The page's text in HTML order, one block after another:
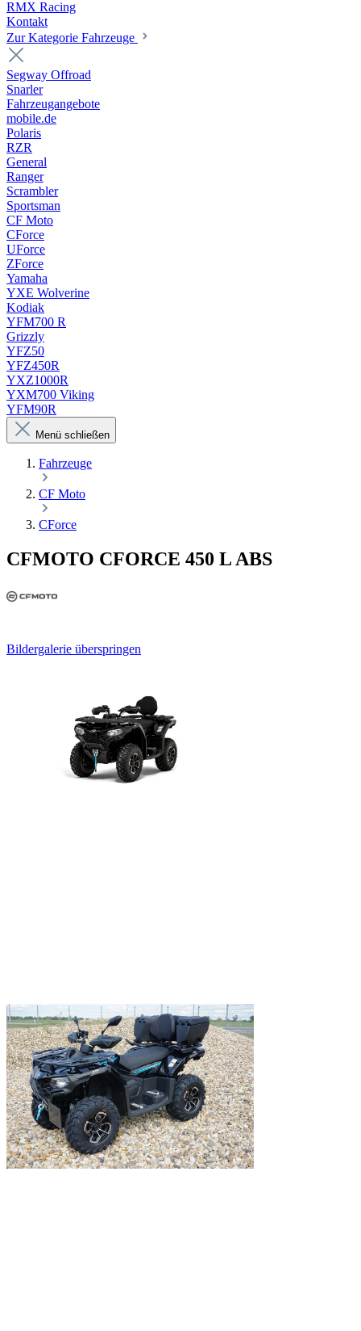
RMX Racing
Kontakt
Zur Kategorie Fahrzeuge
Segway Offroad
Snarler
Fahrzeugangebote
mobile.de
Polaris
RZR
General
Ranger
Scrambler
Sportsman
CF Moto
CForce
UForce
ZForce
Yamaha
YXE Wolverine
Kodiak
YFM700 R
Grizzly
YFZ50
YFZ450R
YXZ1000R
YXM700 Viking
YFM90R
Menü schließen
Fahrzeuge
CF Moto
CForce
CFMOTO CFORCE 450 L ABS
Bildergalerie überspringen